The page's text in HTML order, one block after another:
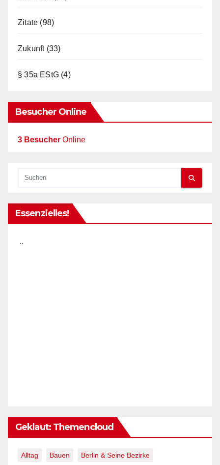
Zitate (98)
Zukunft(33)
§ 35a EStG (4)
Besucher Online
3 Besucher Online
Essenzielles!
..
Geklaut: Themencloud
Alltag Bauen Berlin & Seine Bezirke